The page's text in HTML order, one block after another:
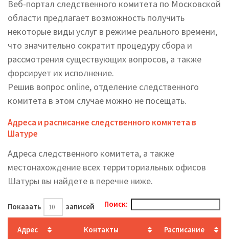
Веб-портал следственного комитета по Московской
области предлагает возможность получить
некоторые виды услуг в режиме реального времени,
что значительно сократит процедуру сбора и
рассмотрения существующих вопросов, а также
форсирует их исполнение.
Решив вопрос online, отделение следственного
комитета в этом случае можно не посещать.
Адреса и расписание следственного комитета в
Шатуре
Адреса следственного комитета, а также
местонахождение всех территориальных офисов
Шатуры вы найдете в перечне ниже.
Показать записей Поиск:
Адрес Контакты Расписание